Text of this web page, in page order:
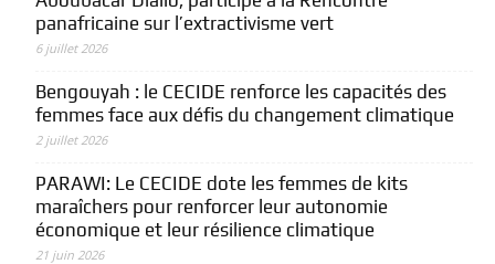
panafricaine sur l’extractivisme vert
6 juillet 2026
Bengouyah : le CECIDE renforce les capacités des
femmes face aux défis du changement climatique
2 juillet 2026
PARAWI: Le CECIDE dote les femmes de kits
maraîchers pour renforcer leur autonomie
économique et leur résilience climatique
21 juin 2026